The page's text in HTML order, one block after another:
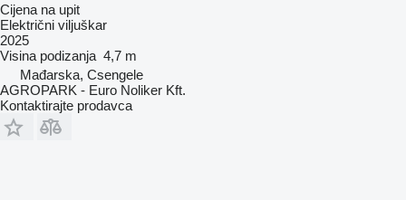
Cijena na upit
Električni viljuškar
2025
Visina podizanja 4,7 m
Mađarska, Csengele
AGROPARK - Euro Noliker Kft.
Kontaktirajte prodavca